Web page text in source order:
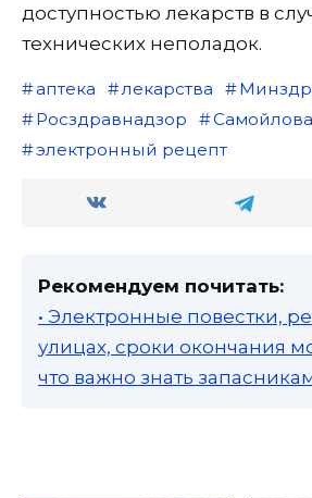
доступностью лекарств в
технических неполадок.
аптека лекарства
Росздравнадзор
Самойлова
электронный рецепт
Рекомендуем почитать:
• Электронные повестки,
улицах, сроки окончания
что важно знать